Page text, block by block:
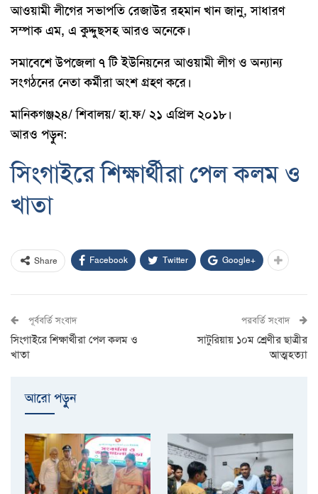
আওয়ামী লীগের সভাপতি রেজাউর রহমান খান জানু, সাধারণ
সম্পাক এম, এ কুদ্দুছসহ আরও অনেকে।
সমাবেশে উপজেলা ৭ টি ইউনিয়নের আওয়ামী লীগ ও অন্যান্য
সংগঠনের নেতা কর্মীরা অংশ গ্রহণ করে।
মানিকগঞ্জ২৪/ শিবালয়/ হা.ফ/ ২১ এপ্রিল ২০১৮।
আরও পড়ুন:
সিংগাইরে শিক্ষার্থীরা পেল কলম ও
খাতা
Share Facebook Twitter Google+
পূর্ববর্তি সংবাদ
সিংগাইরে শিক্ষার্থীরা পেল কলম ও
খাতা
পরবর্তি সংবাদ
সাটুরিয়ায় ১০ম শ্রেণীর ছাত্রীর
আত্মহত্যা
আরো পড়ুুন